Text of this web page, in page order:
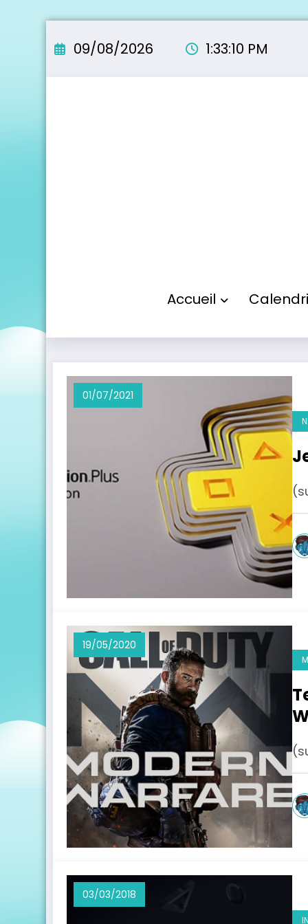
au
09/08/2026 1:33:11 PM
Accueil
01/07/2021
19/05/2020
03/03/2018